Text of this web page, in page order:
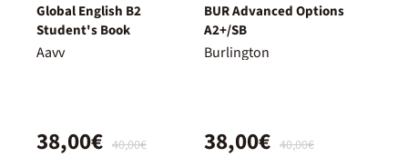
Global English B2
Student's Book
Aavv
40,00€
38,00€
BUR Advanced Options
A2+/SB
Burlington
40,00€
38,00€